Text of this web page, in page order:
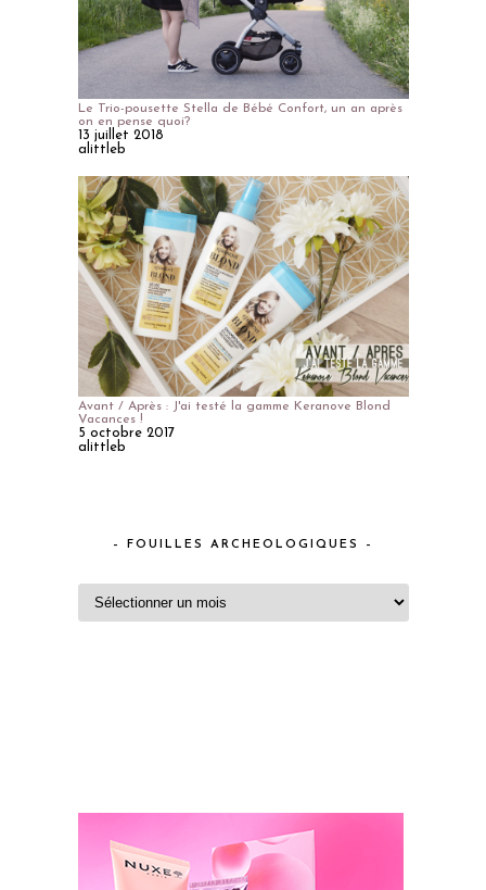
Le Trio-pousette Stella de Bébé Confort, un an après
on en pense quoi?
13 juillet 2018
alittleb
Avant / Après : J'ai testé la gamme Keranove Blond
Vacances !
5 octobre 2017
alittleb
– FOUILLES ARCHEOLOGIQUES –